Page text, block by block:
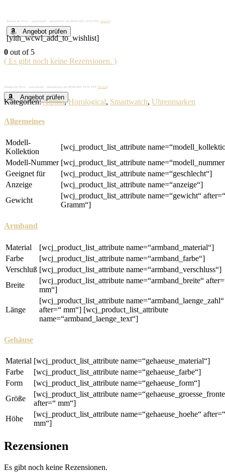
Amazon.de Preis: - ausverkauft - (aktualisiert am 08/04/2023 19:52 PST- Details)
Angebot prüfen
[yith_wcwl_add_to_wishlist]
0 out of 5
( Es gibt noch keine Rezensionen. )
Amazon.de Preis: - ausverkauft - (aktualisiert am 08/04/2023 19:52 PST- Details
Angebot prüfen
Kategorien:Alpina,Horological, Smartwatch, Uhrenmarken
Allgemeines
Modell-
Kollektion
[wcj_product_list_attribute
Modell-Nummer [wcj_product_list_attribute
Geeignet für
[wcj_product_list_attribute name=“geschlecht“]
Anzeige
[wcj_product_list_attribute name=“anzeige“]
Gewicht
[wcj_product_list_attribute name=“gewicht“ after=“
Gramm“]
Armband
Material
[wcj_product_list_attribute name=“armband_material“]
Farbe
[wcj_product_list_attribute name=“armband_farbe“]
Verschluß [wcj_product_list_attribute name=“armband_verschluss“]
Breite
[wcj_product_list_attribute name=“armband_breite“
mm“]
Länge
[wcj_product_list_attribute name=“armband_laenge_zahl“
after=“ mm“] [wcj_product_list_attribute
name=“armband_laenge_text“]
Gehäuse
Material [wcj_product_list_attribute name=“gehaeuse_material“]
Farbe
[wcj_product_list_attribute name=“gehaeuse_farbe“]
Form
[wcj_product_list_attribute name=“gehaeuse_form“]
Größe
[wcj_product_list_attribute
after=“ mm“]
Höhe
[wcj_product_list_attribute name=“gehaeuse_hoehe“ after=“
mm“]
Rezensionen
Es gibt noch keine Rezensionen.